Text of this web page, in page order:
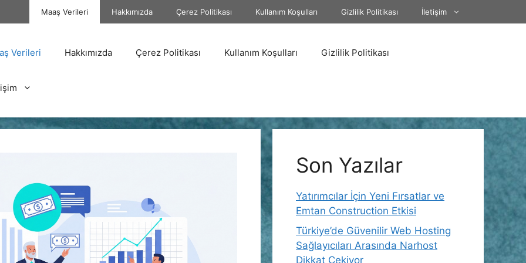
Maaş Verileri Hakkımızda Çerez Politikası Kullanım Koşulları Gizlilik Politikası İletişim
Verileri Hakkımızda Çerez Politikası Kullanım Koşulları Gizlilik Politikası
Son Yazılar
Yatırımcılar İçin Yeni Fırsatlar ve
Emtan Construction Etkisi
Türkiye’de Güvenilir Web Hosting
Sağlayıcıları Arasında Narhost
Dikkat Çekiyor